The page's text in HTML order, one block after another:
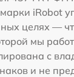
iRobot
целях —
мы
с
и не